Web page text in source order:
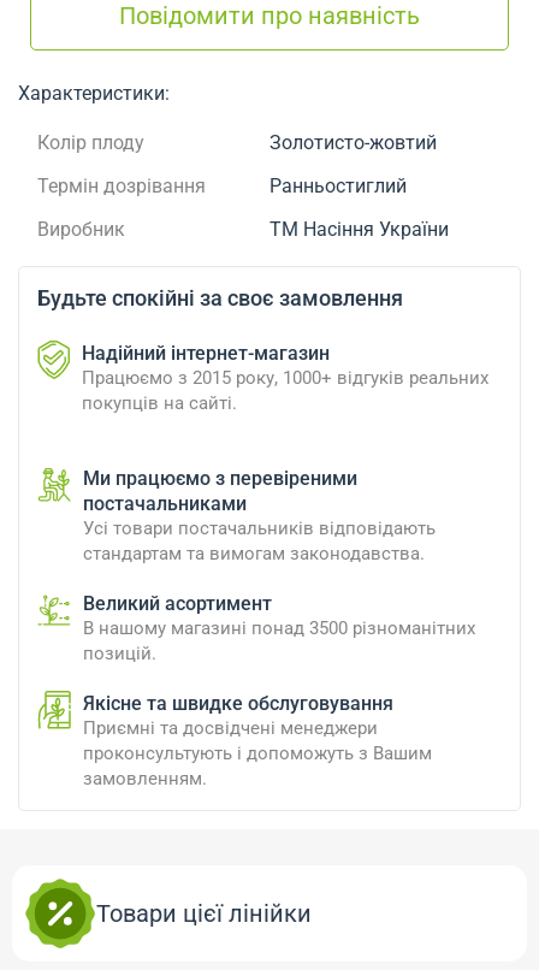
Повідомити про наявність
Характеристики:
Колір плоду
Золотисто-жовтий
Термін дозрівання
Ранньостиглий
Виробник
ТМ Насіння України
Будьте спокійні за своє замовлення
Надійний інтернет-магазин
Працюємо з 2015 року, 1000+ відгуків реальних
покупців на сайті.
Ми працюємо з перевіреними
постачальниками
Усі товари постачальників відповідають
стандартам та вимогам законодавства.
Великий асортимент
В нашому магазині понад 3500 різноманітних
позицій.
Якісне та швидке обслуговування
Приємні та досвідчені менеджери
проконсультують і допоможуть з Вашим
замовленням.
Товари цієї лінійки